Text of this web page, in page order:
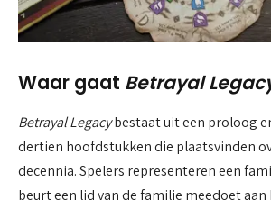
Waar gaat Betrayal
Betrayal Legacybestaat uit een proloog
dertien hoofdstukken die plaatsvinden
decennia. Spelers representeren een
beurt een lid van de familie meedoet aan